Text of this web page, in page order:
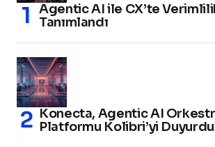
Agentic AI ile CX’te
Tanımlandı
Konecta, Agentic AI
Platformu Kolibri’yi Duyurdu